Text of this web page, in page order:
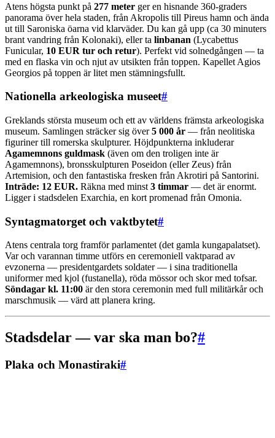
Atens högsta punkt på 277 meter ger en hisnande 360-graders
panorama över hela staden, från Akropolis till Pireus hamn och ända
ut till Saroniska öarna vid klarväder. Du kan gå upp (ca 30 minuters
brant vandring från Kolonaki), eller ta linbanan (Lycabettus
Funicular, 10 EUR tur och retur). Perfekt vid solnedgången — ta
med en flaska vin och njut av utsikten från toppen. Kapellet Agios
Georgios på toppen är litet men stämningsfullt.
Nationella arkeologiska museet#
Greklands största museum och ett av världens främsta arkeologiska
museum. Samlingen sträcker sig över5 000 år — från neolitiska
figuriner till romerska skulpturer. Höjdpunkterna inkluderar
Agamemnons guldmask (även om den troligen inte är
Agamemnons), bronsskulpturen Poseidon (eller Zeus) från
Artemision, och den fantastiska fresken från Akrotiri på Santorini.
Inträde: 12 EUR. Räkna med minst 3 timmar — det är enormt.
Ligger i stadsdelen Exarchia, en kort promenad från Omonia.
Syntagmatorget och vaktbytet#
Atens centrala torg framför parlamentet (det gamla kungapalatset).
Var och varannan timme utförs en ceremoniell vaktparad av
evzonerna — presidentgardets soldater — i sina traditionella
uniformer med kjol (fustanella), röda mössor och skor med tofsar.
Söndagar kl. 11:00 är den stora ceremonin med full militärkår och
marschmusik — värd att planera kring.
Stadsdelar — var ska man bo?#
Plaka och Monastiraki#